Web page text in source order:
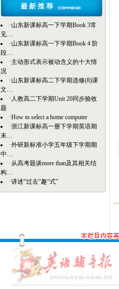
·山东新课标高一下学期Book 3常
见…
·山东新课标高一下学期Book 4 阶
段…
·主动形式表示被动含义的十大情
况
·山东新课标高二下学期选修(8)课
文…
· 人教高二下学期Unit 20同步验收
题
·How to select a home computer
·浙江新课标高一册下学期英语期
末…
·外研新标准小学五年级下学期期
中…
·从高考题谈more than及其相关结
构…
·讲述“过去”趣“式”